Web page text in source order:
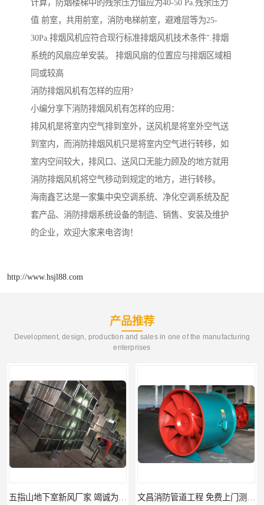
计算，防烟楼梯中的残余压力值应为40-50 Pa.残余压力
值 前室，共用前室，消防电梯前室，避难层等为25-
30Pa.排烟风机应符合现行标准排烟风机技术条件".排烟
系统的风扇应单安装。 排烟风扇的位置应与排烟区域相
同或较高
消防排烟风机有怎样的应用?
小编分享下消防排烟风机有怎样的应用：
排风机是将室内空气排到室外，送风机是将室外空气送
到室内，而消防排烟风机只是将室内空气进行转移，如
室内空间较大，排风口、送风口无能力顾及的地方就用
消防排烟风机将空气移动到规定的地方，进行转移。
海南鑫艺达是一家集中央空调系统、净化空调系统及配
套产品、消防排烟系统设备的制造、销售、安装及维护
的企业，欢迎大家来电咨询！
http://www.hsjl88.com
产品推荐
Development, design, production and sales in one of the manufacturing
enterprises
五指山地下室新风厂家 竭诚为您服务 文昌消防管道工程 免费上门测量设计